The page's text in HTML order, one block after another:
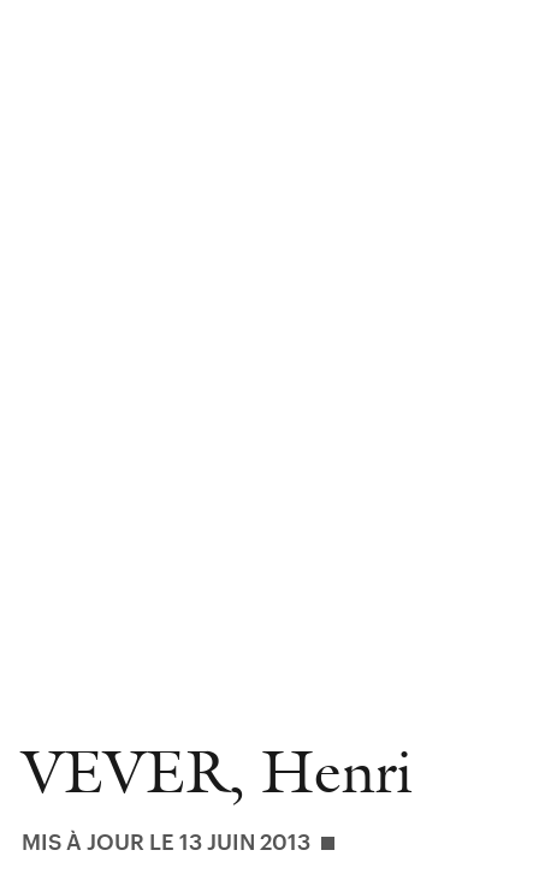
VEVER, Henri
MIS À JOUR LE 13 JUIN 2013